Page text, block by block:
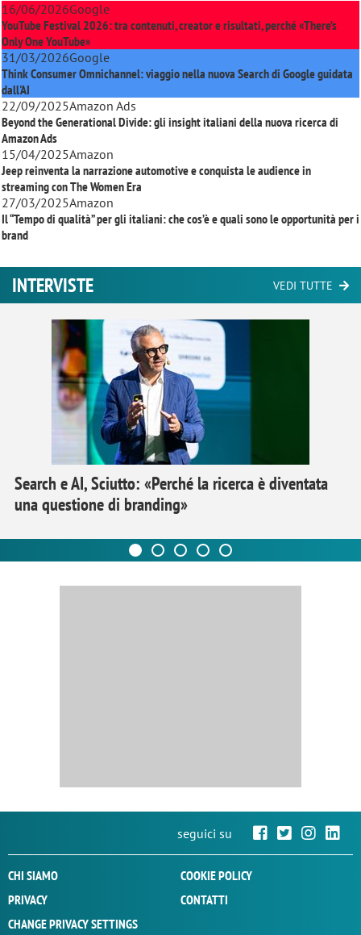
16/06/2026Google
YouTube Festival 2026: tra contenuti, creator e risultati, perché «There’s
Only One YouTube»
31/03/2026Google
Think Consumer Omnichannel: viaggio nella nuova Search di Google guidata
dall'AI
22/09/2025Amazon Ads
Beyond the Generational Divide: gli insight italiani della nuova ricerca di
Amazon Ads
15/04/2025Amazon
Jeep reinventa la narrazione automotive e conquista le audience in
streaming conThe Women Era
27/03/2025Amazon
Il “Tempo di qualità” per gli italiani: che cos’è e quali sono le opportunità per i
brand
INTERVISTE VEDI TUTTE
Search e AI, Sciutto: «Perché la ricerca è diventata
una questione di branding»
seguici su
CHI SIAMO
COOKIE POLICY
PRIVACY
CONTATTI
CHANGE PRIVACY SETTINGS